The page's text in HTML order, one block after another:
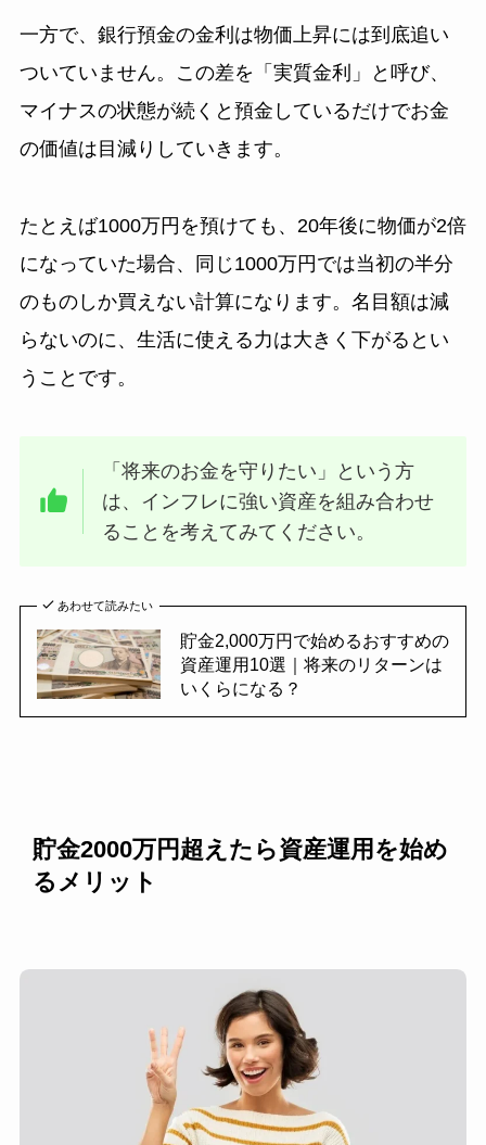
一方で、銀行預金の金利は物価上昇には到底追い
ついていません。この差を「実質金利」と呼び、
マイナスの状態が続くと預金しているだけでお金
の価値は目減りしていきます。
たとえば1000万円を預けても、20年後に物価が2倍
になっていた場合、同じ1000万円では当初の半分
のものしか買えない計算になります。名目額は減
らないのに、生活に使える力は大きく下がるとい
うことです。
「将来のお金を守りたい」という方
は、インフレに強い資産を組み合わせ
ることを考えてみてください。
あわせて読みたい
貯金2,000万円で始めるおすすめの
資産運用10選｜将来のリターンは
いくらになる？
貯金2000万円超えたら資産運用を始め
るメリット